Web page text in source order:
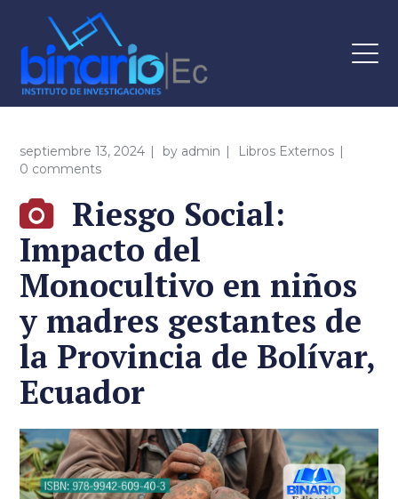
septiembre 13, 2024 by admin
Libros Externos
0 comments
Riesgo Social:
Impacto del
Monocultivo en niños
y madres gestantes de
la Provincia de Bolívar,
Ecuador